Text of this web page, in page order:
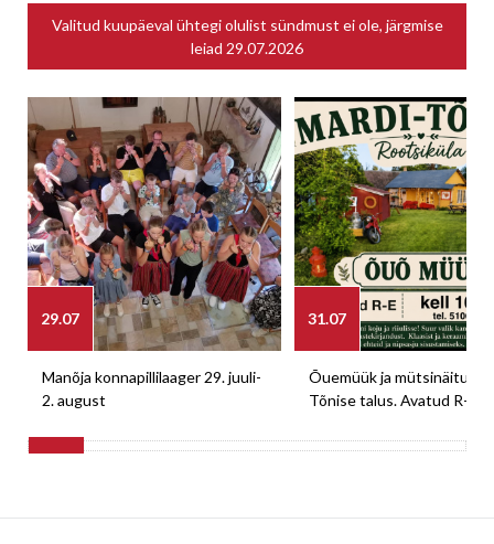
Valitud kuupäeval ühtegi olulist sündmust ei ole, järgmise
leiad 29.07.2026
29.07
Manõja konnapillilaager 29. juuli-
2. august
31.07
Õuemüük ja mütsinäitus
Tõnise talus. Avatud R-E